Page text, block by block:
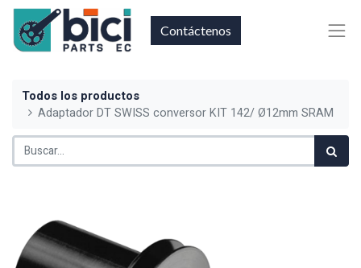
Contáctenos
Todos los productos
Adaptador DT SWISS conversor KIT 142/ Ø12mm SRAM